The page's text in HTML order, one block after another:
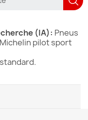
(IA): Pneus
pilot sport